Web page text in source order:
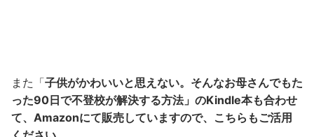
また「子供がかわいいと思えない。そんなお母さんでもた
った90日で不登校が解決する方法」のKindle本も合わせ
て、Amazonにて販売していますので、こちらもご活用